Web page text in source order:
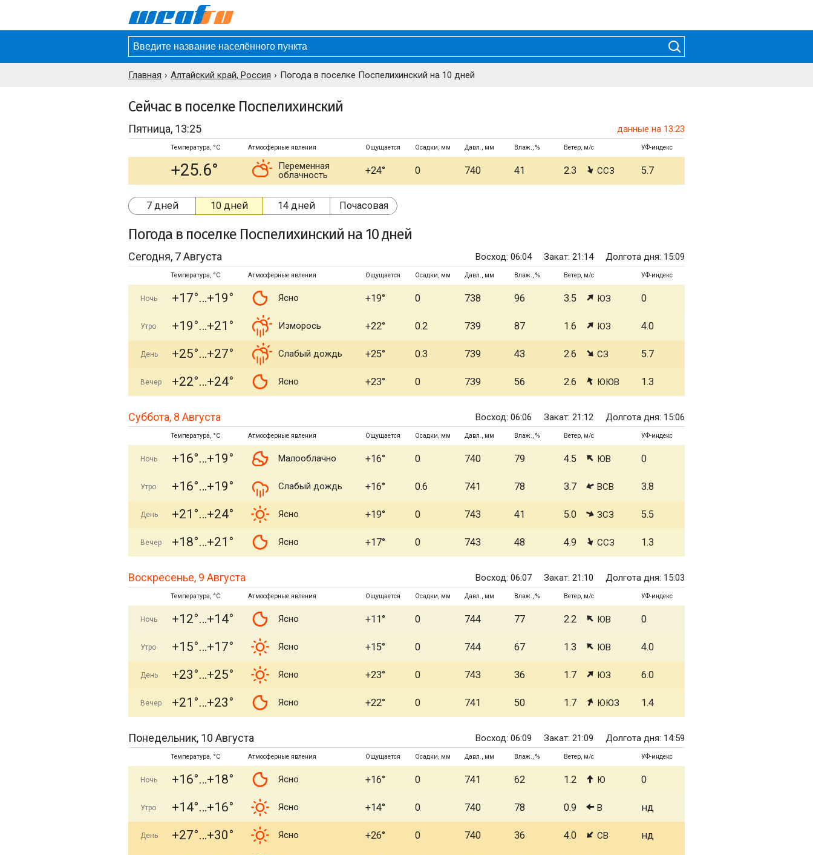
Главная Алтайский край, Россия Погода в поселке Поспелихинский на 10 дней
Сейчас в поселке Поспелихинский
Пятница, 13:25 данные на 13:23
Температура, °C Атмосферные явления Ощущается Осадки, мм Давл., мм Влаж., % Ветер, м/с УФ-индекс
+25.6°
Переменная
облачность
+24° 0 740 41 2.3 ССЗ 5.7
7 дней 10 дней 14 дней Почасовая
Погода в поселке Поспелихинский на 10 дней
Сегодня, 7 Августа Восход: 06:04 Закат: 21:14 Долгота дня: 15:09
Температура, °C Атмосферные явления Ощущается Осадки, мм Давл., мм Влаж., % Ветер, м/с УФ-индекс
Ночь +17° +19° Ясно +19° 0 738 96 3.5 ЮЗ 0
Утро +19° +21° Изморось +22° 0.2 739 87 1.6 ЮЗ 4.0
День +25° +27° Слабый дождь +25° 0.3 739 43 2.6 СЗ 5.7
Вечер +22° +24° Ясно +23° 0 739 56 2.6 ЮЮВ 1.3
Суббота, 8 Августа Восход: 06:06 Закат: 21:12 Долгота дня: 15:06
Температура, °C Атмосферные явления Ощущается Осадки, мм Давл., мм Влаж., % Ветер, м/с УФ-индекс
Ночь +16° +19° Малооблачно +16° 0 740 79 4.5 ЮВ 0
Утро +16° +19° Слабый дождь +16° 0.6 741 78 3.7 ВСВ 3.8
День +21° +24° Ясно +19° 0 743 41 5.0 ЗСЗ 5.5
Вечер +18° +21° Ясно +17° 0 743 48 4.9 ССЗ 1.3
Воскресенье, 9 Августа Восход: 06:07 Закат: 21:10 Долгота дня: 15:03
Температура, °C Атмосферные явления Ощущается Осадки, мм Давл., мм Влаж., % Ветер, м/с УФ-индекс
Ночь +12° +14° Ясно +11° 0 744 77 2.2 ЮВ 0
Утро +15° +17° Ясно +15° 0 744 67 1.3 ЮВ 4.0
День +23° +25° Ясно +23° 0 743 36 1.7 ЮЗ 6.0
Вечер +21° +23° Ясно +22° 0 741 50 1.7 ЮЮЗ 1.4
Понедельник, 10 Августа Восход: 06:09 Закат: 21:09 Долгота дня: 14:59
Температура, °C Атмосферные явления Ощущается Осадки, мм Давл., мм Влаж., % Ветер, м/с УФ-индекс
Ночь +16° +18° Ясно +16° 0 741 62 1.2 Ю 0
Утро +14° +16° Ясно +14° 0 740 78 0.9 В нд
День +27° +30° Ясно +26° 0 740 36 4.0 СВ нд